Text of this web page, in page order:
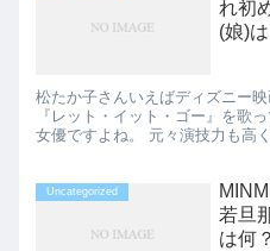
れ初
(娘)
松たか子さんいえばディズニー
『レット・イット・ゴー』を歌
女優ですよね。 元々演技力も高
Uncategorized
若旦
は何